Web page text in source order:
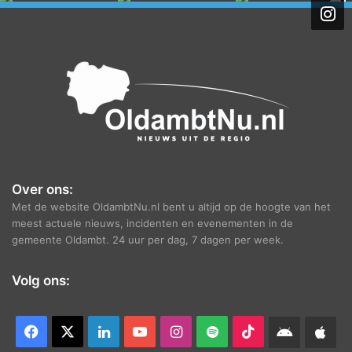
Over ons:
Met de website OldambtNu.nl bent u altijd op de hoogte van het
meest actuele nieuws, incidenten en evenementen in de
gemeente Oldambt. 24 uur per dag, 7 dagen per week.
Volg ons:
Facebook LinkedInYouTubeInstagram
Spotify TikTokAndroid